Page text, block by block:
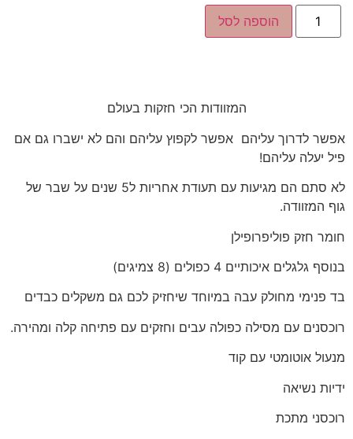
הוספה לסל
המזוודות הכי חזקות בעולם
אפשר לדרוך עליהם אפשר לקפוץ עליהם והם לא ישברו גם אם
פיל יעלה עליהם!
לא סתם הם מגיעות עם תעודת אחריות ל5 שנים על שבר של
גוף המזוודה.
חומר חזק פוליפרופילן
בנוסף גלגלים איכותיים 4 כפולים (8 צמיגים)
בד פנימי מחולק עבה במיוחד שיחזיק לכם גם משקלים כבדים
רוכסנים עם מסילה כפולה עבים וחזקים עם פתיחה קלה ומהירה.
מנעול אוטומטי עם קוד
ידיות נשיאה
רוכסני מתכת